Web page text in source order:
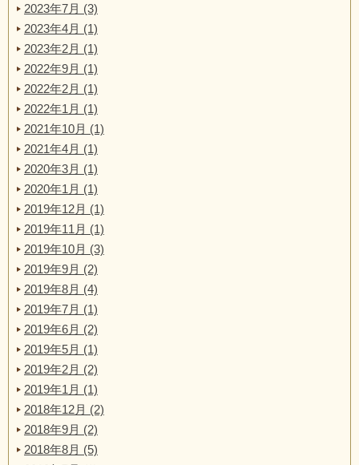
2023年7月 (3)
2023年4月 (1)
2023年2月 (1)
2022年9月 (1)
2022年2月 (1)
2022年1月 (1)
2021年10月 (1)
2021年4月 (1)
2020年3月 (1)
2020年1月 (1)
2019年12月 (1)
2019年11月 (1)
2019年10月 (3)
2019年9月 (2)
2019年8月 (4)
2019年7月 (1)
2019年6月 (2)
2019年5月 (1)
2019年2月 (2)
2019年1月 (1)
2018年12月 (2)
2018年9月 (2)
2018年8月 (5)